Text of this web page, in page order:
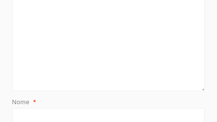
Nome *